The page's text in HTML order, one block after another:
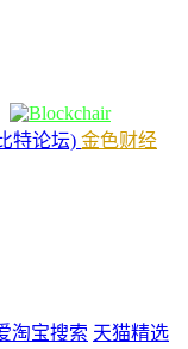
特论坛) 金色财经
淘宝搜索 天猫精选